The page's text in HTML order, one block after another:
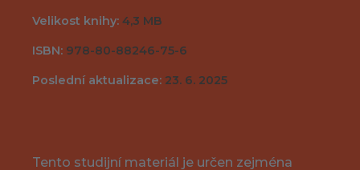
Velikost knihy: 4,3 MB
ISBN: 978-80-88246-75-6
Poslední aktualizace: 23. 6. 2025
Tento studijní materiál je určen zejména